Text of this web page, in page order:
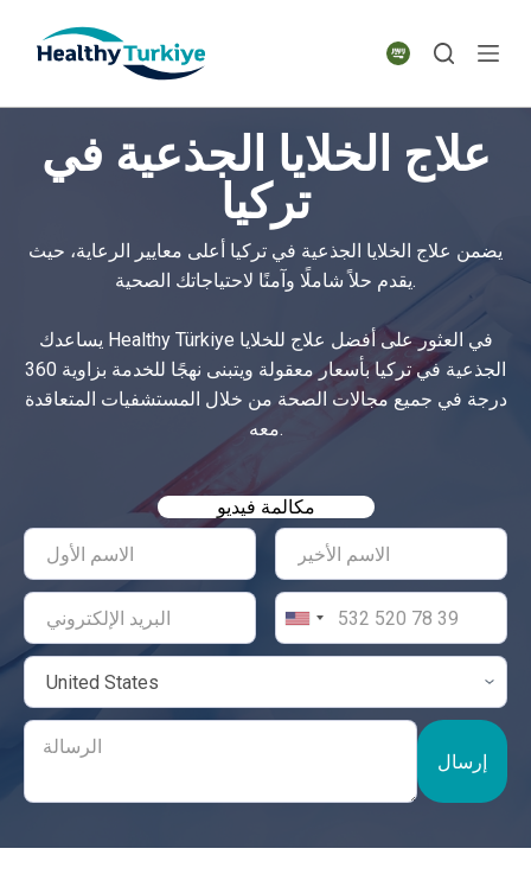
p
n
t
علاج الخلايا الجذعية في
تركيا
يضمن علاج الخلايا الجذعية في تركيا أعلى معايير الرعاية، حيث
يقدم حلاً شاملًا وآمنًا لاحتياجاتك الصحية.
يساعدك Healthy Türkiye في العثور على أفضل علاج للخلايا
الجذعية في تركيا بأسعار معقولة ويتبنى نهجًا للخدمة بزاوية 360
درجة في جميع مجالات الصحة من خلال المستشفيات المتعاقدة
معه.
مكالمة فيديو
إرسال